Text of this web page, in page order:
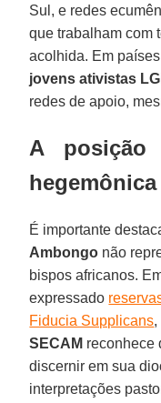
Sul, e redes
que trabalham com
acolhida. Em
jovens ativistas
redes de apoio,
A
hegemônica
É importante
Ambongo não
bispos africanos.
expressado
Fiducia Supplicans,
SECAM reconhece
discernir em sua
interpretações